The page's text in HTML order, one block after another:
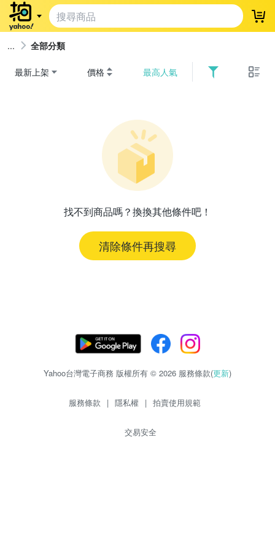
登
全部分類
最新上架 價格 最高人氣
找不到商品嗎？換換其他條件吧！
清除條件再搜尋
Yahoo台灣電子商務 版權所有 © 2026 服務條款(更新)
服務條款 | 隱私權 | 拍賣使用規範
交易安全